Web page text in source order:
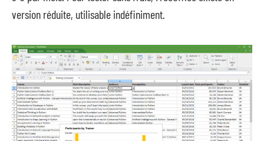
version réduite, utilisable indéfiniment.